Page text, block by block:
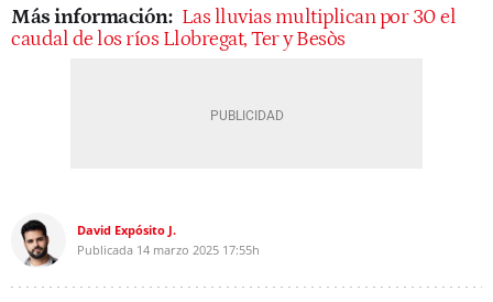
Más información: Las lluvias multiplican por 30 el
caudal de los ríos Llobregat, Ter y Besòs
David Expósito J.
Publicada 14 marzo 2025 17:55h